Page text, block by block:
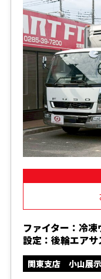
ファイター：冷
設定：後輪エア
関東支店 小山展